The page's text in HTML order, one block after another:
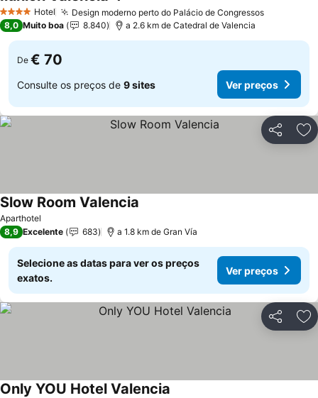
4 EstrelasHotel Design moderno perto do Palácio de Congressos
8,0 Muito boa 8.840 a 2.6 km de Catedral de Valencia
De € 70
Consulte os preços de 9 sites Ver preços
Partilhar
Aparthotel
Slow Room Valencia
8,9 Excelente 683 a 1.8 km de Gran Vía
Selecione as datas para ver os preços
exatos.
Ver preços
Partilhar
Only YOU Hotel Valencia